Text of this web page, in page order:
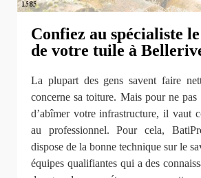
Confiez au spécialiste
de votre tuile à
La plupart des gens savent faire
concerne sa toiture. Mais pour ne pas
d’abîmer votre infrastructure, il vaut
au professionnel. Pour cela,
dispose de la bonne technique sur le
équipes qualifiantes qui a des